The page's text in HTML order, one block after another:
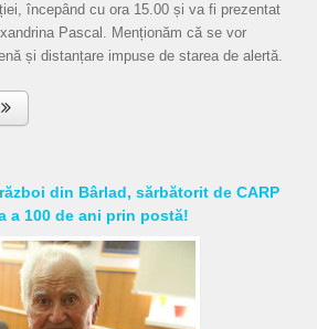
începând cu ora 15.00 și va fi prezentat
Pascal. Menționăm că se vor
și distanțare impuse de starea de alertă.
din Bârlad, sărbătorit de CARP
a 100 de ani prin postă!